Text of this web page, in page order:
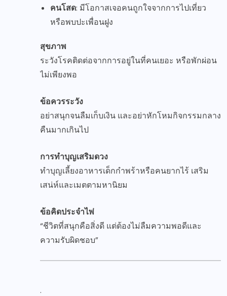
คนโสด: มีโอกาสเจอคนถูกใจจากการไปเที่ยว
หรือพบปะเพื่อนฝูง
สุขภาพ
ระวังโรคติดต่อจากการอยู่ในที่คนเยอะ หรือพักผ่อน
ไม่เพียงพอ
ข้อควรระวัง
อย่าสนุกจนลืมเก็บเงิน และอย่าหักโหมกิจกรรมกลาง
คืนมากเกินไป
การทำบุญเสริมดวง
ทำบุญเลี้ยงอาหารเด็กกำพร้าหรือคนยากไร้ เสริม
เสน่ห์และเมตตามหานิยม
ข้อคิดประจำไพ่
“ชีวิตที่สนุกคือสิ่งดี แต่ต้องไม่ลืมความพอดีและ
ความรับผิดชอบ”
.